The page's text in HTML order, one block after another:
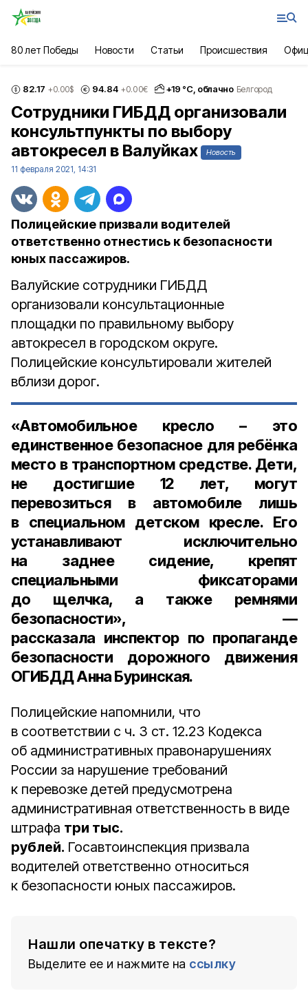
80 лет Победы Новости Статьи Происшествия
82.17 +0.00$ 94.84 +0.00€ +19 °С, облачно Белгород
Сотрудники ГИБДД организовали
консультпункты по выбору
автокресел в Валуйках
Новость
11 февраля 2021, 14:31
Полицейские призвали водителей
ответственно отнестись к безопасности
юных пассажиров.
Валуйские сотрудники ГИБДД
организовали консультационные
площадки по правильному выбору
автокресел в городском округе.
Полицейские консультировали жителей
вблизи дорог.
«Автомобильное кресло – это
единственное безопасное для ребёнка
место в транспортном средстве. Дети,
не достигшие 12 лет, могут
перевозиться в автомобиле лишь
в специальном детском кресле. Его
устанавливают исключительно
на заднее сидение, крепят
специальными фиксаторами
до щелчка, а также ремнями
безопасности», —
рассказала инспектор по пропаганде
безопасности дорожного движения
ОГИБДД Анна Буринская.
Полицейские напомнили, что
в соответствии с ч. 3 ст. 12.23 Кодекса
об административных правонарушениях
России за нарушение требований
к перевозке детей предусмотрена
административная ответственность в виде
штрафа три тыс.
рублей. Госавтоинспекция призвала
водителей ответственно относиться
к безопасности юных пассажиров.
Нашли опечатку в тексте?
Выделите ее и нажмите на ссылку